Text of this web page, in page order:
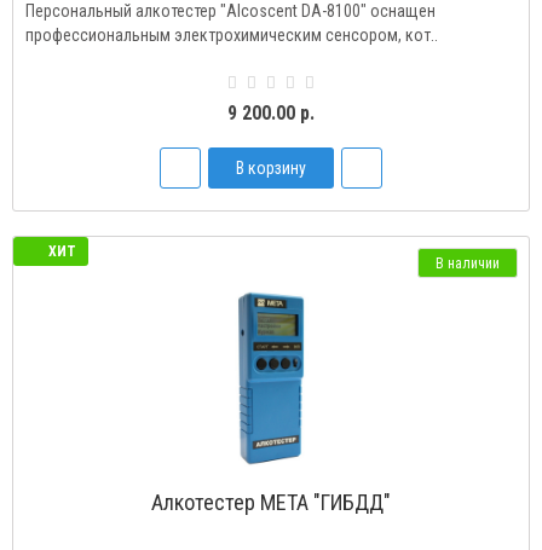
Персональный алкотестер "Alcoscent DA-8100" оснащен
профессиональным электрохимическим сенсором, кот..
9 200.00 р.
В корзину
ХИТ
В наличии
Алкотестер МЕТА "ГИБДД"